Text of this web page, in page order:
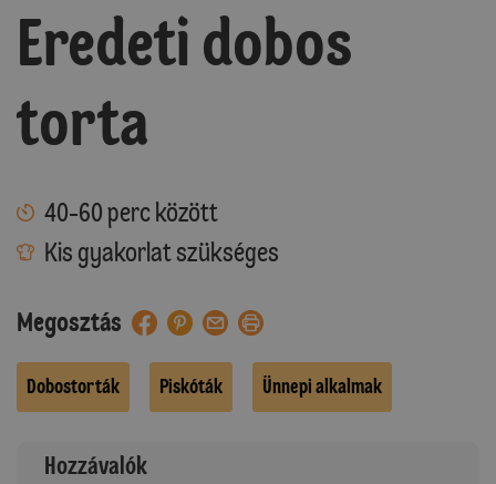
Eredeti dobos
torta
40-60 perc között
Kis gyakorlat szükséges
Megosztás
Dobostorták Piskóták Ünnepi alkalmak
Hozzávalók